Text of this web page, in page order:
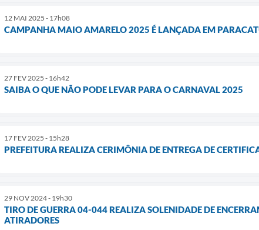
12 MAI 2025 - 17h08
CAMPANHA MAIO AMARELO 2025 É LANÇADA EM
27 FEV 2025 - 16h42
SAIBA O QUE NÃO PODE LEVAR PARA O CARNAVAL 2025
17 FEV 2025 - 15h28
PREFEITURA REALIZA CERIMÔNIA DE ENTREGA DE
29 NOV 2024 - 19h30
TIRO DE GUERRA 04-044 REALIZA SOLENIDADE DE
ATIRADORES